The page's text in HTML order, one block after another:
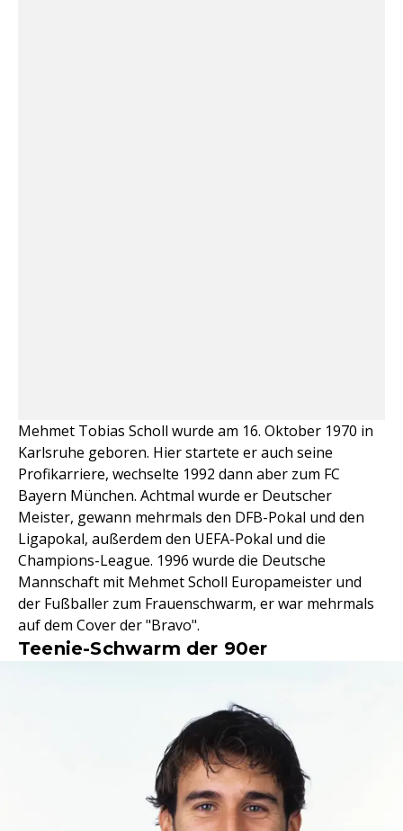
Mehmet Tobias Scholl wurde am 16. Oktober 1970 in
Karlsruhe geboren. Hier startete er auch seine
Profikarriere, wechselte 1992 dann aber zum FC
Bayern München. Achtmal wurde er Deutscher
Meister, gewann mehrmals den DFB-Pokal und den
Ligapokal, außerdem den UEFA-Pokal und die
Champions-League. 1996 wurde die Deutsche
Mannschaft mit Mehmet Scholl Europameister und
der Fußballer zum Frauenschwarm, er war mehrmals
auf dem Cover der "Bravo".
Teenie-Schwarm der 90er